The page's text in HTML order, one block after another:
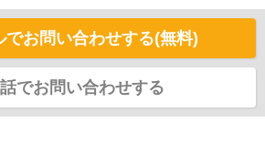
でお問い合わせする(無料)
でお問い合わせする